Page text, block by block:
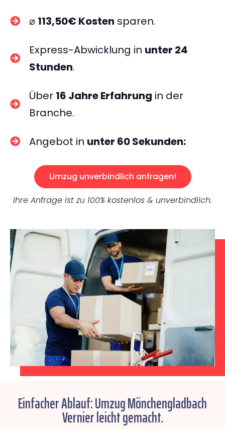
⌀ 113,50€ Kosten sparen.
Express-Abwicklung in unter 24
Stunden.
Über 16 Jahre Erfahrung in der
Branche.
Angebot in unter 60 Sekunden:
Umzug unverbindlich anfragen!
Ihre Anfrage ist zu 100% kostenlos & unverbindlich.
Einfacher Ablauf: Umzug Mönchengladbach
Vernier leicht gemacht.